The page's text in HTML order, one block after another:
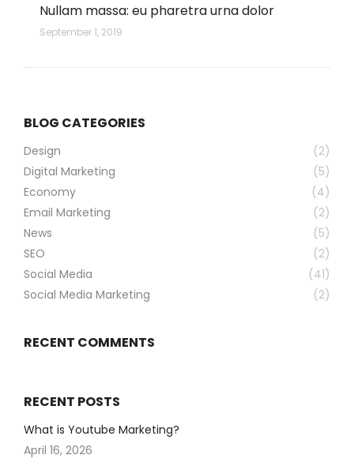
Nullam massa: eu pharetra urna dolor
September 1, 2019
BLOG CATEGORIES
Design
(2)
Digital Marketing
(5)
Economy
(4)
Email Marketing
(2)
News
(5)
SEO
(2)
Social Media
(41)
Social Media Marketing
(2)
RECENT COMMENTS
RECENT POSTS
What is Youtube Marketing?
April 16, 2026